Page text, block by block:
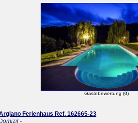
Gästebewertung (0)
Ferienhaus Ref. 162665-23
-